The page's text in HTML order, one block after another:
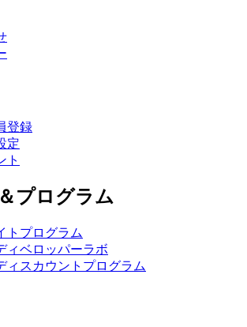
登録
定
ト
プログラム
トプログラム
ィベロッパーラボ
ィスカウントプログラム